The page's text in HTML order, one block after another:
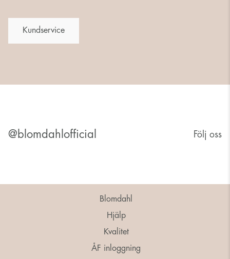
Kundservice
@blomdahlofficial Följ oss
Blomdahl
Hjälp
Kvalitet
ÅF inloggning